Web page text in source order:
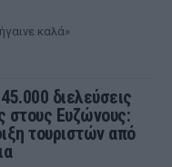
καλά»
διελεύσεις
στους Ευζώνους:
τουριστών από